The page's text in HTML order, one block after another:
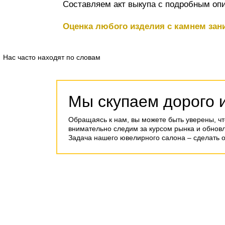
Составляем акт выкупа с подробным
Оценка любого изделия с камнем
Нас часто находят по словам
Мы скупаем дорого
Обращаясь к нам, вы можете быть уверены,
внимательно следим за курсом рынка и
Задача нашего ювелирного салона –